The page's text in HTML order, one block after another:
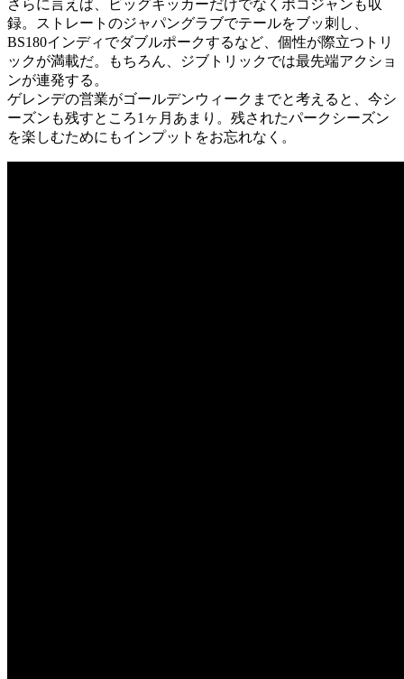
さらに言えば、ビッグキッカーだけでなくポコジャンも収
録。ストレートのジャパングラブでテールをブッ刺し、
BS180インディでダブルポークするなど、個性が際立つトリ
ックが満載だ。もちろん、ジブトリックでは最先端アクショ
ンが連発する。
ゲレンデの営業がゴールデンウィークまでと考えると、今シ
ーズンも残すところ1ヶ月あまり。残されたパークシーズン
を楽しむためにもインプットをお忘れなく。